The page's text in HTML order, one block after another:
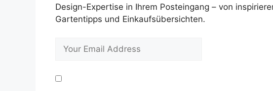
Design-Expertise in Ihrem Posteingang – von
Gartentipps und Einkaufsübersichten.